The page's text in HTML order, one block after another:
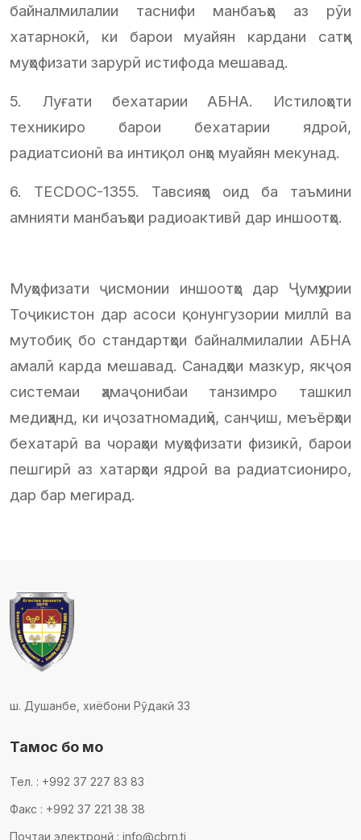
байналмилалии таснифи манбаъҳо аз рӯи
хатарнокӣ, ки барои муайян кардани сатҳи
муҳофизати зарурӣ истифода мешавад.
5. Луғати бехатарии АБНА. Истилоҳоти
техникиро барои бехатарии ядроӣ,
радиатсионӣ ва интиқол онҳо муайян мекунад.
6. TECDOC-1355. Тавсияҳо оид ба таъмини
амнияти манбаъҳои радиоактивӣ дар иншоотҳо.
Муҳофизати ҷисмонии иншоотҳо дар Ҷумҳурии
Тоҷикистон дар асоси қонунгузории миллӣ ва
мутобиқ бо стандартҳои байналмилалии АБНА
амалӣ карда мешавад. Санадҳои мазкур, якҷоя
системаи ҳамаҷонибаи танзимро ташкил
медиҳанд, ки иҷозатномадиҳӣ, санҷиш, меъёрҳои
бехатарӣ ва чораҳои муҳофизати физикӣ, барои
пешгирӣ аз хатарҳои ядроӣ ва радиатсиониро,
дар бар мегирад.
ш. Душанбе, хиёбони Рӯдакӣ 33
Тамос бо мо
Тел. : +992 37 227 83 83
Факс : +992 37 221 38 38
Почтаи электронӣ : info@cbrn.tj